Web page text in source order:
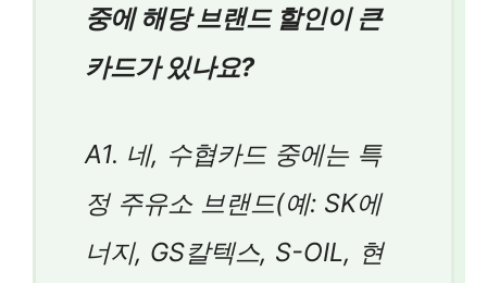
중에 해당 브랜드 할인이 큰
카드가 있나요?
A1. 네, 수협카드 중에는 특
정 주유소 브랜드(예: SK에
너지, GS칼텍스, S-OIL, 현